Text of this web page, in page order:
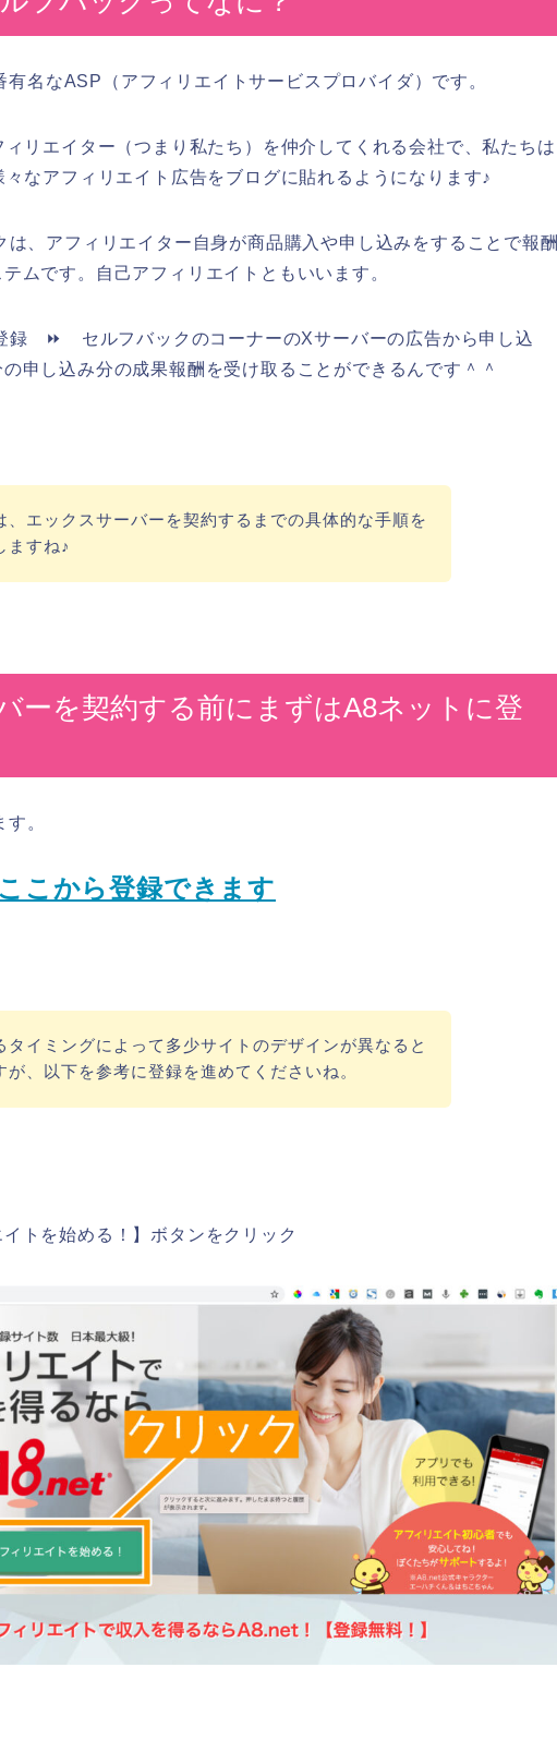
有名なASP（アフィリエイトサービスプロバイダ）です。
リエイター（つまり私たち）を仲介してくれる会社で、私たちは
なアフィリエイト広告をブログに貼れるようになります♪
は、アフィリエイター自身が商品購入や申し込みをすることで報酬
ムです。自己アフィリエイトともいいます。
⏩ セルフバックのコーナーのXサーバーの広告から申し込
申し込み分の成果報酬を受け取ることができるんです＾＾
、エックスサーバーを契約するまでの具体的な手順を
ますね♪
ーを契約する前にまずはA8ネットに登
。
こから登録できます
タイミングによって多少サイトのデザインが異なると
が、以下を参考に登録を進めてくださいね。
イトを始める！】ボタンをクリック